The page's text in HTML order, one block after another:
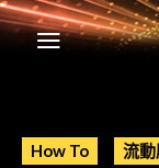
How To 流動